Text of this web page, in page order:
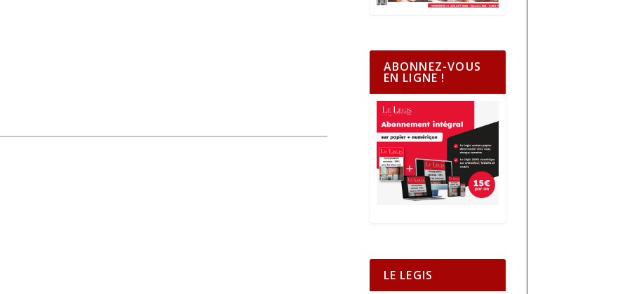
ABONNEZ-VOUS
EN LIGNE !
LE LEGIS